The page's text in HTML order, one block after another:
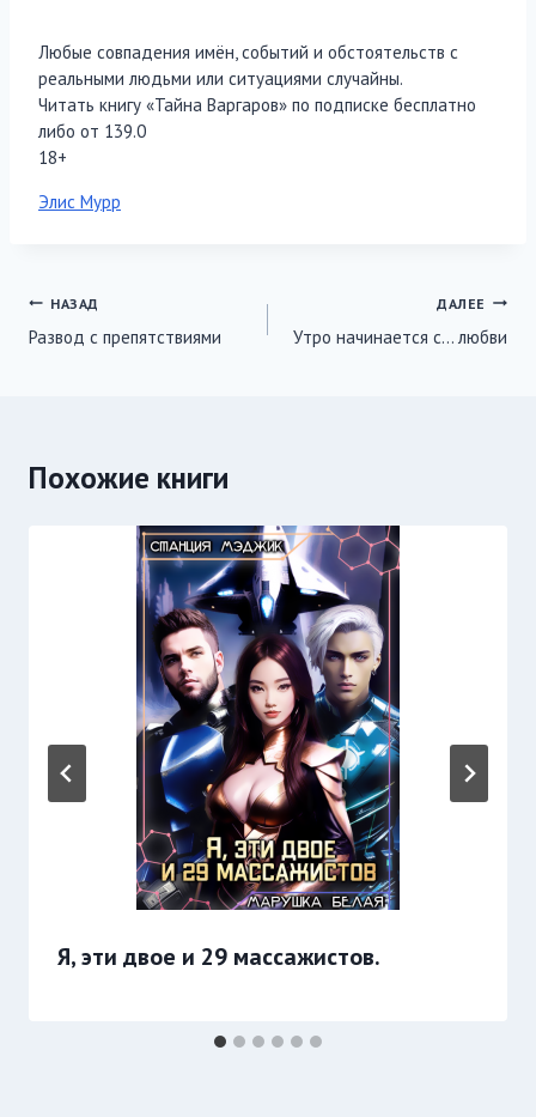
Любые совпадения имён, событий и обстоятельств с
реальными людьми или ситуациями случайны.
Читать книгу «Тайна Варгаров» по подписке бесплатно
либо от 139.0
18+
Метки
Элис Мурр
Навигация
по
НАЗАД
Развод с препятствиями
ДАЛЕЕ
Утро начинается с… любви
Похожие книги
Я, эти двое и 29 массажистов.